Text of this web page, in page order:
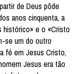
de Deus pôde
anos cinquenta, a
histórico» e o «Cristo
se um do outro
fé em Jesus Cristo,
Jesus era tão